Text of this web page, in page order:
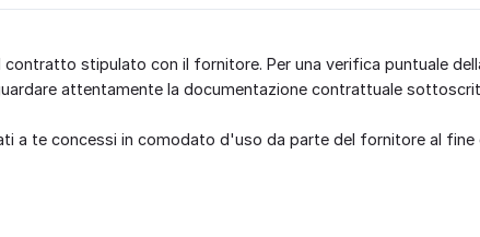
stipulato con il fornitore. Per una verifica puntuale
attentamente la documentazione contrattuale
a te concessi in comodato d'uso da parte del fornitore al fine